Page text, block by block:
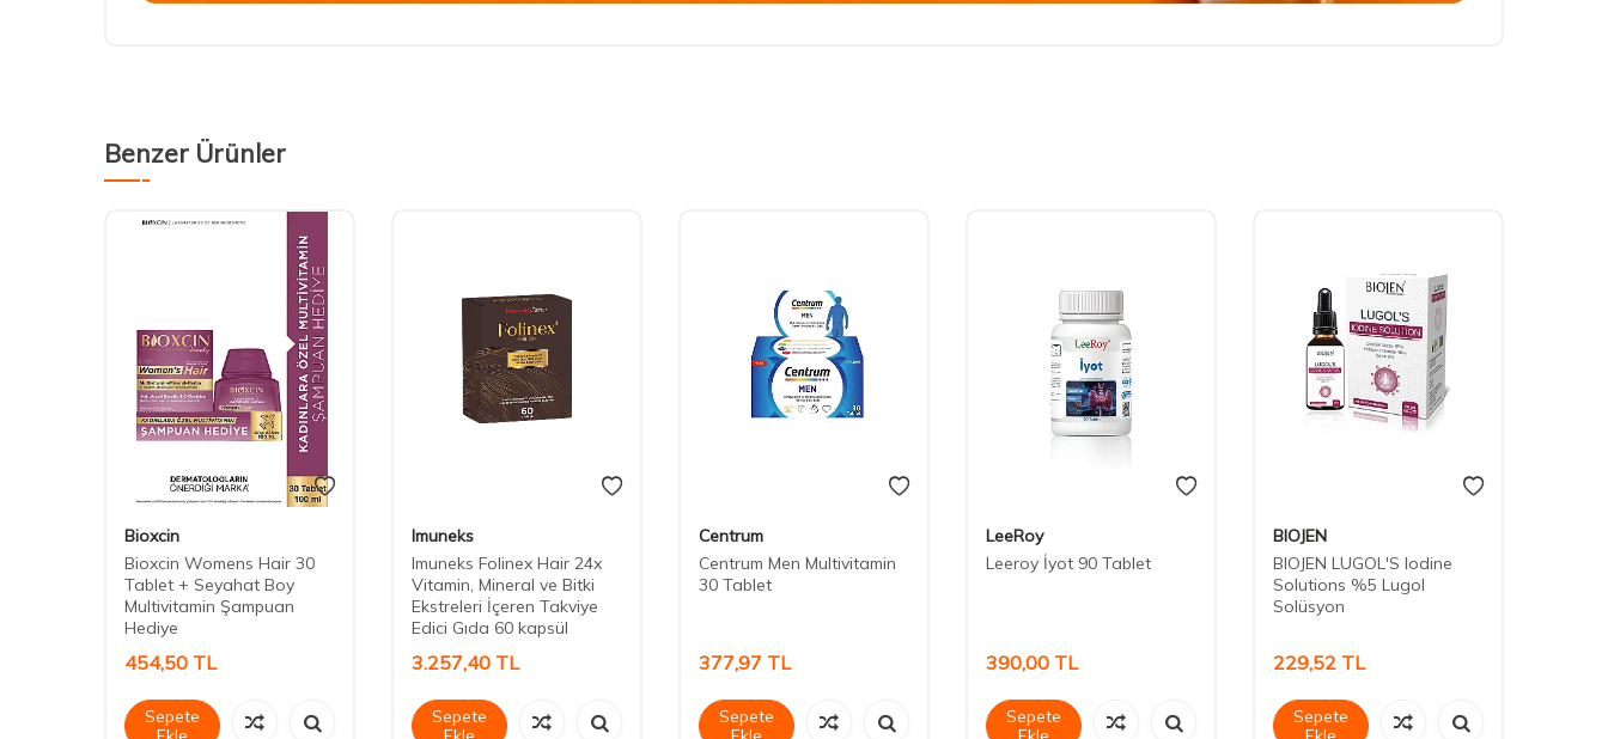
Benzer Ürünler
Bioxcin
Bioxcin Womens Hair 30
Tablet + Seyahat Boy
Multivitamin Şampuan
Hediye
454,50 TL
Sepete
Imuneks
Imuneks Folinex Hair 24x
Vitamin, Mineral ve Bitki
Ekstreleri İçeren Takviye
Edici Gıda 60 kapsül
3.257,40 TL
Sepete
Centrum
Centrum Men Multivitamin
30 Tablet
377,97 TL
Sepete
LeeRoy
Leeroy İyot 90 Tablet
390,00 TL
Sepete
BIOJEN
BIOJEN LUGOL'S Iodine
Solutions %5 Lugol
Solüsyon
229,52 TL
Sepete